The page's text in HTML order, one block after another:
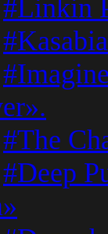
#Linkin
#The
#Deep